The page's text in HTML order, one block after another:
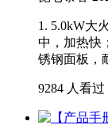
1. 5.0kW大
中，加热快
锈钢面板，
9284 人看过